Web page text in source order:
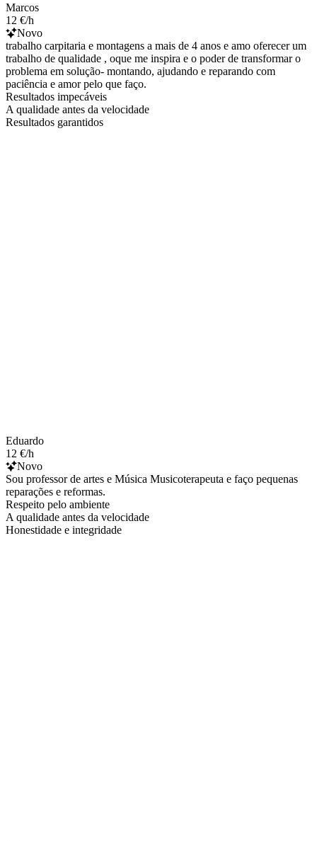
Marcos
12 €/h
Novo
trabalho carpitaria e montagens a mais de 4 anos e amo oferecer um
trabalho de qualidade , oque me inspira e o poder de transformar o
problema em solução- montando, ajudando e reparando com
paciência e amor pelo que faço.
Resultados impecáveis
A qualidade antes da velocidade
Resultados garantidos
Eduardo
12 €/h
Novo
Sou professor de artes e Música Musicoterapeuta e faço pequenas
reparações e reformas.
Respeito pelo ambiente
A qualidade antes da velocidade
Honestidade e integridade